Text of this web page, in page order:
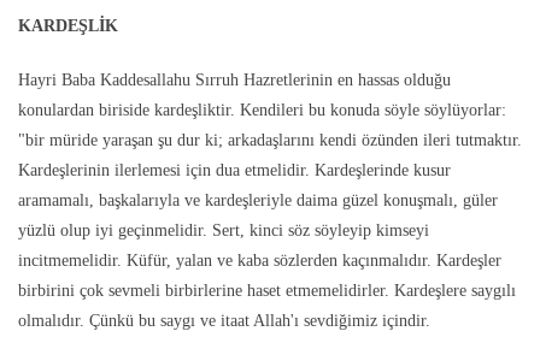
KARDEŞLİK
Hayri Baba Kaddesallahu Sırruh Hazretlerinin en hassas olduğu
konulardan biriside kardeşliktir. Kendileri bu konuda söyle söylüyorlar:
"bir müride yaraşan şu dur ki; arkadaşlarını kendi özünden ileri tutmaktır.
Kardeşlerinin ilerlemesi için dua etmelidir. Kardeşlerinde kusur
aramamalı, başkalarıyla ve kardeşleriyle daima güzel konuşmalı, güler
yüzlü olup iyi geçinmelidir. Sert, kinci söz söyleyip kimseyi
incitmemelidir. Küfür, yalan ve kaba sözlerden kaçınmalıdır. Kardeşler
birbirini çok sevmeli birbirlerine haset etmemelidirler. Kardeşlere saygılı
olmalıdır. Çünkü bu saygı ve itaat Allah'ı sevdiğimiz içindir.